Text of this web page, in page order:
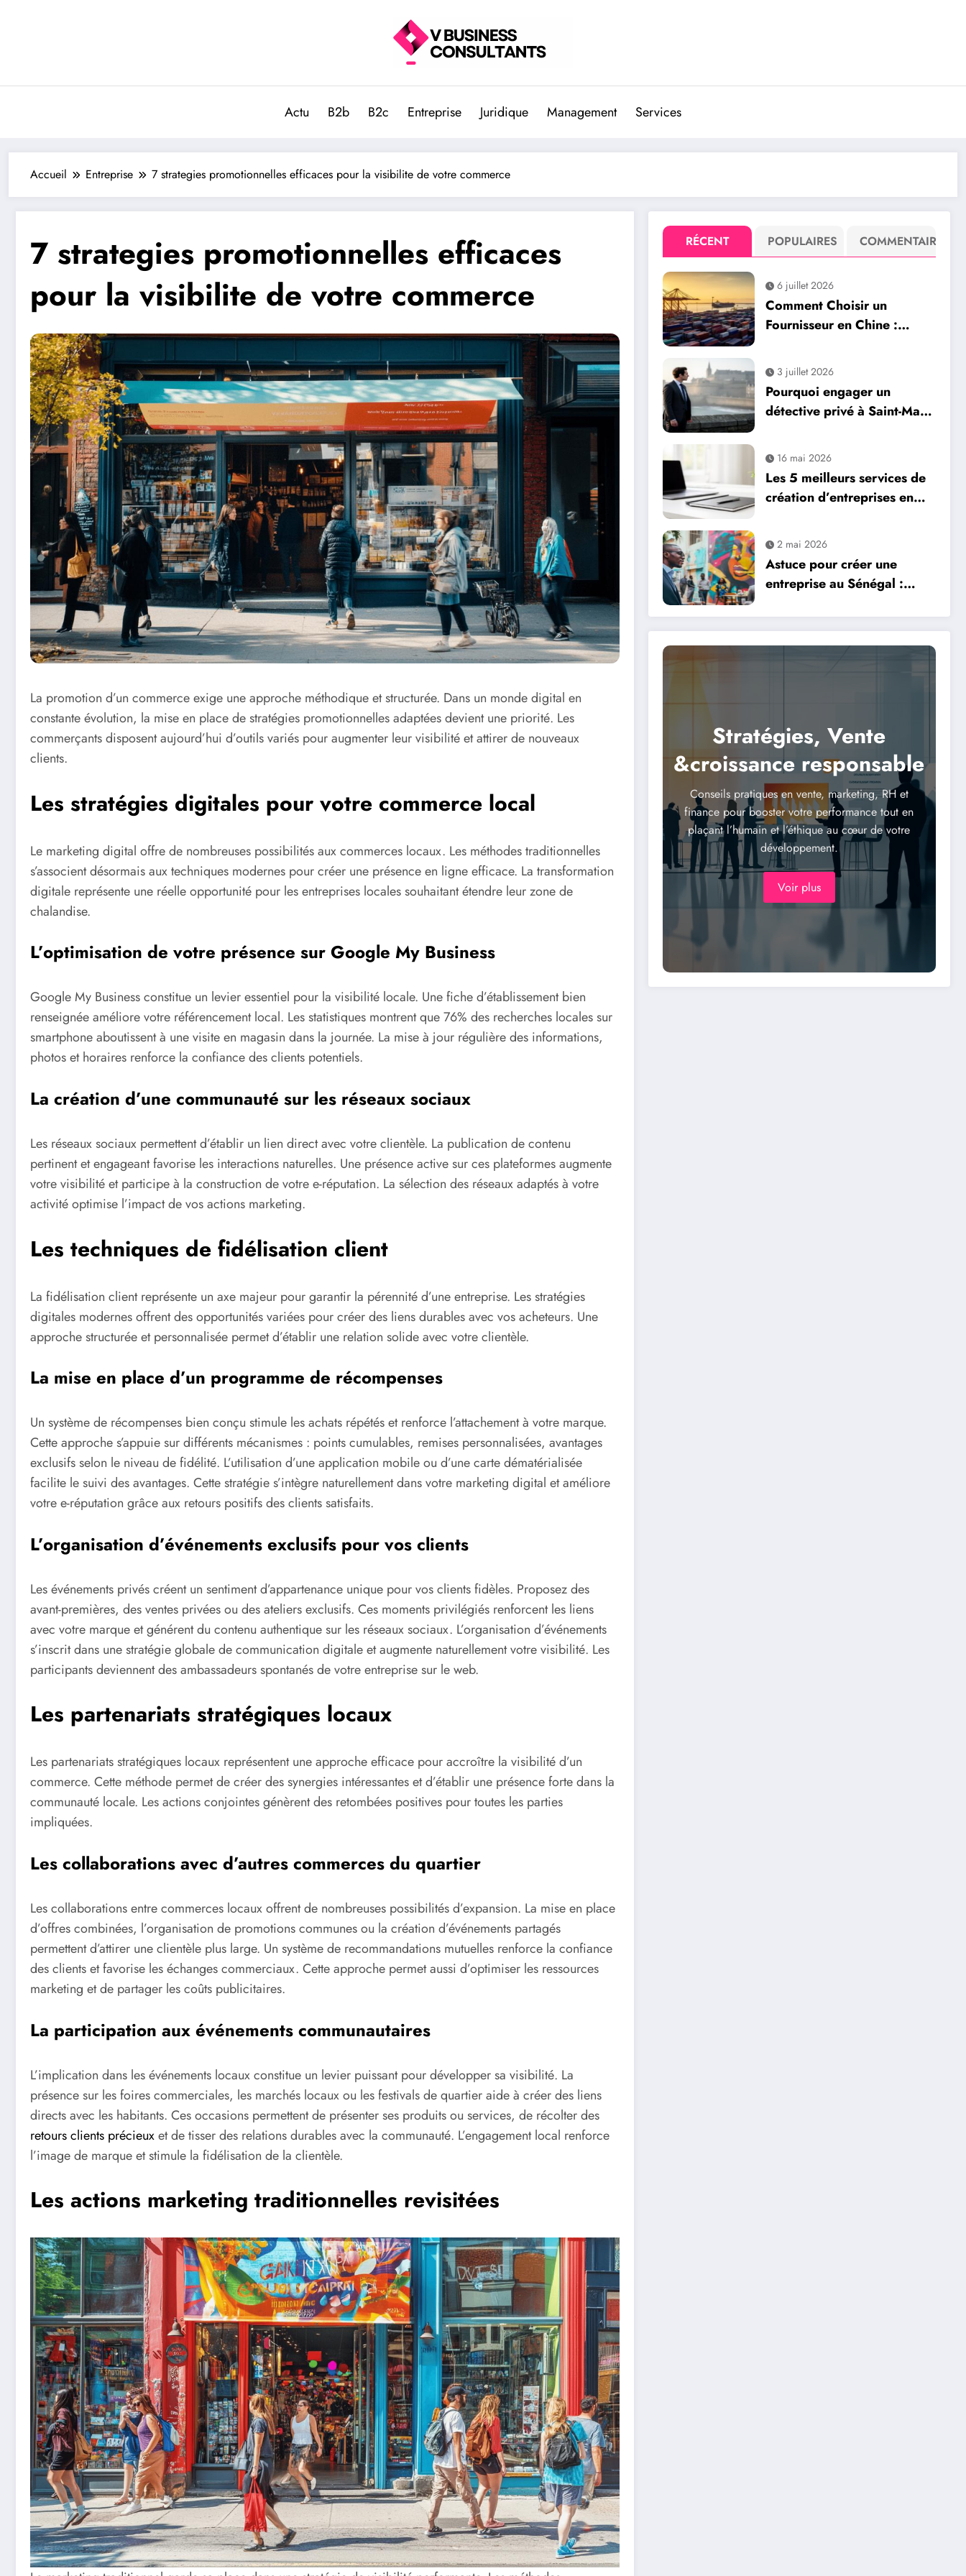
Actu B2b B2c Entreprise Juridique Management Services
Accueil Entreprise 7 strategies promotionnelles efficaces pour la visibilite de votre commerce
7 strategies promotionnelles efficaces
pour la visibilite de votre commerce
La promotion d’un commerce exige une approche méthodique et structurée. Dans un monde digital en
constante évolution, la mise en place de stratégies promotionnelles adaptées devient une priorité. Les
commerçants disposent aujourd’hui d’outils variés pour augmenter leur visibilité et attirer de nouveaux
clients.
Les stratégies digitales pour votre commerce local
Le marketing digital offre de nombreuses possibilités aux commerces locaux. Les méthodes traditionnelles
s’associent désormais aux techniques modernes pour créer une présence en ligne efficace. La transformation
digitale représente une réelle opportunité pour les entreprises locales souhaitant étendre leur zone de
chalandise.
L’optimisation de votre présence sur Google My Business
Google My Business constitue un levier essentiel pour la visibilité locale. Une fiche d’établissement bien
renseignée améliore votre référencement local. Les statistiques montrent que 76% des recherches locales sur
smartphone aboutissent à une visite en magasin dans la journée. La mise à jour régulière des informations,
photos et horaires renforce la confiance des clients potentiels.
La création d’une communauté sur les réseaux sociaux
Les réseaux sociaux permettent d’établir un lien direct avec votre clientèle. La publication de contenu
pertinent et engageant favorise les interactions naturelles. Une présence active sur ces plateformes augmente
votre visibilité et participe à la construction de votre e-réputation. La sélection des réseaux adaptés à votre
activité optimise l’impact de vos actions marketing.
Les techniques de fidélisation client
La fidélisation client représente un axe majeur pour garantir la pérennité d’une entreprise. Les stratégies
digitales modernes offrent des opportunités variées pour créer des liens durables avec vos acheteurs. Une
approche structurée et personnalisée permet d’établir une relation solide avec votre clientèle.
La mise en place d’un programme de récompenses
Un système de récompenses bien conçu stimule les achats répétés et renforce l’attachement à votre marque.
Cette approche s’appuie sur différents mécanismes : points cumulables, remises personnalisées, avantages
exclusifs selon le niveau de fidélité. L’utilisation d’une application mobile ou d’une carte dématérialisée
facilite le suivi des avantages. Cette stratégie s’intègre naturellement dans votre marketing digital et améliore
votre e-réputation grâce aux retours positifs des clients satisfaits.
L’organisation d’événements exclusifs pour vos clients
Les événements privés créent un sentiment d’appartenance unique pour vos clients fidèles. Proposez des
avant-premières, des ventes privées ou des ateliers exclusifs. Ces moments privilégiés renforcent les liens
avec votre marque et générent du contenu authentique sur les réseaux sociaux. L’organisation d’événements
s’inscrit dans une stratégie globale de communication digitale et augmente naturellement votre visibilité. Les
participants deviennent des ambassadeurs spontanés de votre entreprise sur le web.
Les partenariats stratégiques locaux
Les partenariats stratégiques locaux représentent une approche efficace pour accroître la visibilité d’un
commerce. Cette méthode permet de créer des synergies intéressantes et d’établir une présence forte dans la
communauté locale. Les actions conjointes génèrent des retombées positives pour toutes les parties
impliquées.
Les collaborations avec d’autres commerces du quartier
Les collaborations entre commerces locaux offrent de nombreuses possibilités d’expansion. La mise en place
d’offres combinées, l’organisation de promotions communes ou la création d’événements partagés
permettent d’attirer une clientèle plus large. Un système de recommandations mutuelles renforce la confiance
des clients et favorise les échanges commerciaux. Cette approche permet aussi d’optimiser les ressources
marketing et de partager les coûts publicitaires.
La participation aux événements communautaires
L’implication dans les événements locaux constitue un levier puissant pour développer sa visibilité. La
présence sur les foires commerciales, les marchés locaux ou les festivals de quartier aide à créer des liens
directs avec les habitants. Ces occasions permettent de présenter ses produits ou services, de récolter des
retours clients précieuxet de tisser des relations durables avec la communauté. L’engagement local renforce
l’image de marque et stimule la fidélisation de la clientèle.
Les actions marketing traditionnelles revisitées
RÉCENT POPULAIRES COMMENTAIRE
6 juillet 2026
Comment Choisir un
Fournisseur en Chine :
Entrepreneurs et
Dropshippers via Alibaba et
AliExpress
3 juillet 2026
Pourquoi engager un
détective privé à Saint-Malo
familiales et
professionnelles
16 mai 2026
Les 5 meilleurs services de
création d’entreprises en
Legalstart.fr, Contract-
Factory et plus encore
2 mai 2026
Astuce pour créer une
entreprise au Sénégal :
locaux pour réussir
Stratégies, Vente
&croissance responsable
Conseils pratiques en vente, marketing, RH et
finance pour booster votre performance tout en
plaçant l’humain et l’éthique au cœur de votre
développement.
Voir plus